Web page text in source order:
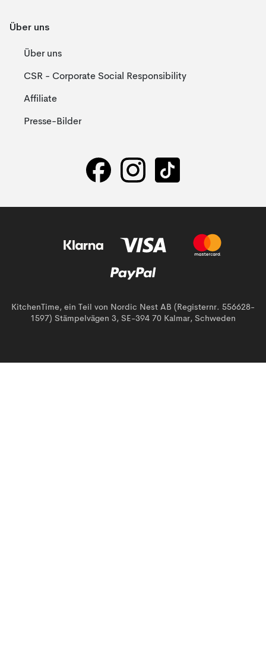
Über uns
Über uns
CSR - Corporate Social Responsibility
Affiliate
Presse-Bilder
KitchenTime, ein Teil von Nordic Nest AB (Registernr. 556628-
1597) Stämpelvägen 3, SE-394 70 Kalmar, Schweden